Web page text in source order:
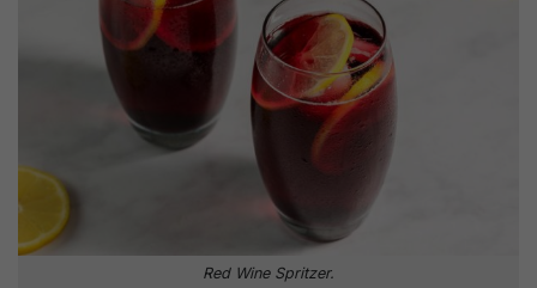
Red Wine Spritzer.